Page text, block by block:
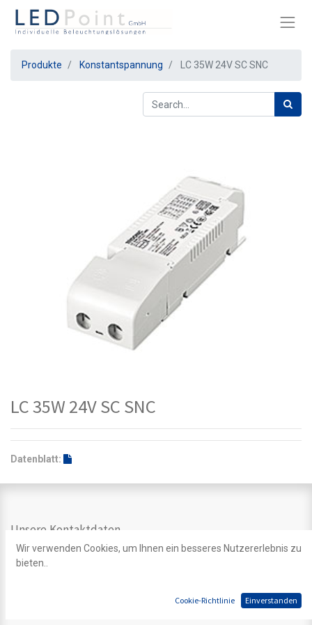
Produkte Konstantspannung LC 35W 24V SC SNC
LC 35W 24V SC SNC
Datenblatt:
Unsere Kontaktdaten
Kontakt
info@ledpoint.ch
Wir verwenden Cookies, um Ihnen ein besseres Nutzererlebnis zu
bieten..
Cookie-Richtlinie Einverstanden